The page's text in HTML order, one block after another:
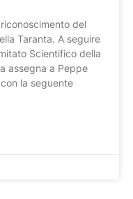
del
Taranta. A seguire
Scientifico della
assegna a Peppe
la seguente